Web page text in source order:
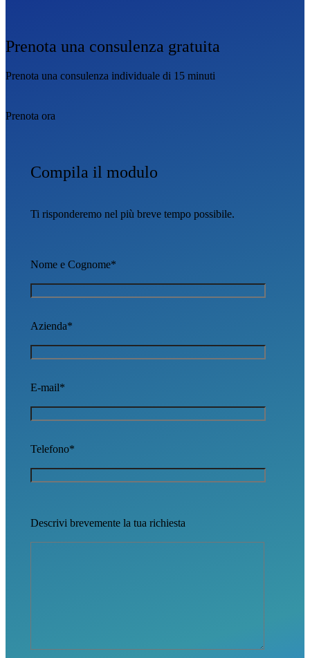
Prenota una consulenza gratuita
Prenota una consulenza individuale di 15 minuti
Prenota ora
Compila il modulo
Ti risponderemo nel più breve tempo possibile.
Nome e Cognome*
Azienda*
E-mail*
Telefono*
Descrivi brevemente la tua richiesta